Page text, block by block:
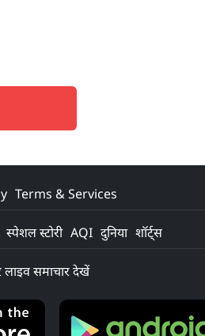
Terms & Services
स्पेशल स्टोरी AQI दुनिया शॉर्ट्स
समाचार देखें